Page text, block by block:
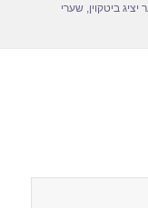
יציג ביטקוין,שערי